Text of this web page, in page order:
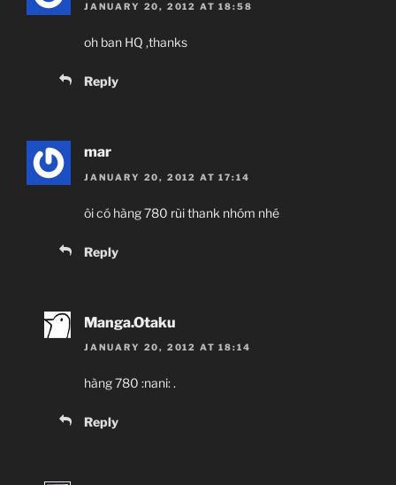
JANUARY 20, 2012 AT 18:58
oh ban HQ ,thanks
Reply
mar
JANUARY 20, 2012 AT 17:14
ôi có hàng 780 rùi thank nhóm nhé
Reply
Manga.Otaku
JANUARY 20, 2012 AT 18:14
hàng 780 :nani: .
Reply